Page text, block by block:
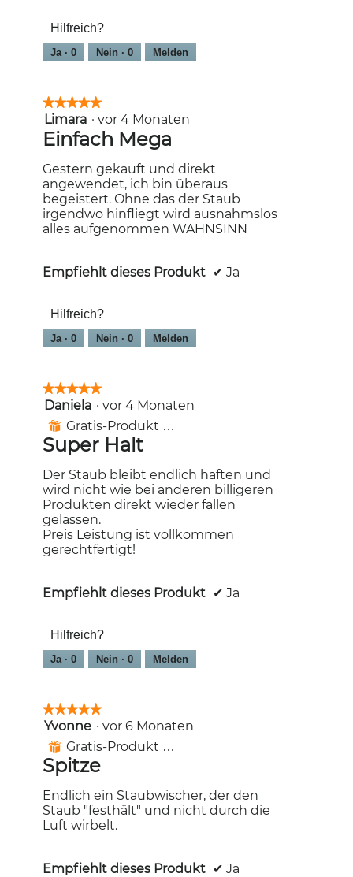
Hilfreich?
Ja · 0 Nein · 0 Melden
★★★★★
★★★★★
5
von
5
Sternen.
Limara · vor 4 Monaten
Einfach Mega
Gestern gekauft und direkt
angewendet, ich bin überaus
begeistert. Ohne das der Staub
irgendwo hinfliegt wird ausnahmslos
alles aufgenommen WAHNSINN
Empfiehlt dieses Produkt ✔ Ja
Hilfreich?
Ja · 0 Nein · 0 Melden
★★★★★
★★★★★
5
von
Sternen.
Daniela · vor 4 Monaten
⊞ Gratis-Produkt erhalten
Super Halt
Der Staub bleibt endlich haften und
wird nicht wie bei anderen billigeren
Produkten direkt wieder fallen
gelassen.
Preis Leistung ist vollkommen
gerechtfertigt!
Empfiehlt dieses Produkt ✔ Ja
Hilfreich?
Ja · 0 Nein · 0 Melden
★★★★★
★★★★★
5
von
Sternen.
Yvonne · vor 6 Monaten
⊞ Gratis-Produkt erhalten
Spitze
Endlich ein Staubwischer, der den
Staub "festhält" und nicht durch die
Luft wirbelt.
Empfiehlt dieses Produkt ✔ Ja